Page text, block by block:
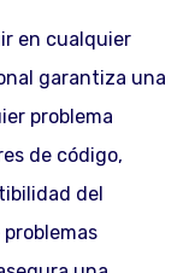
en cualquier
garantiza una
problema
de código,
del